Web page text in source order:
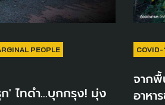
PEOPLE
' ไทดำ...บุกกรุง! มุ่ง
COVID-
จาก
อาหา